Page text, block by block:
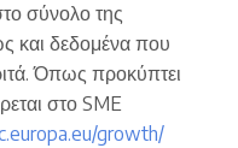
σύνολο της
και δεδομένα που
Όπως προκύπτει
στο SME
growth/